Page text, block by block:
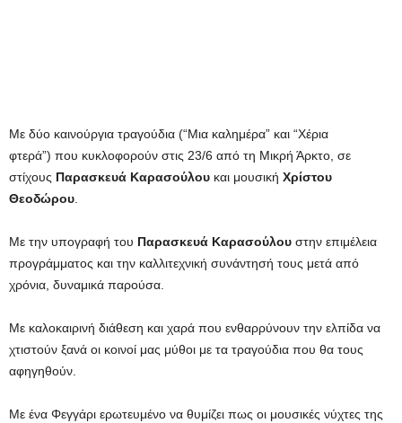
Με δύο καινούργια τραγούδια (“Μια καλημέρα” και “Χέρια
φτερά”) που κυκλοφορούν στις 23/6 από τη Μικρή Άρκτο, σε
στίχους Παρασκευά Καρασούλου και μουσική Χρίστου
Θεοδώρου
Με την υπογραφή του Παρασκευά Καρασούλου στην επιμέλεια
προγράμματος και την καλλιτεχνική συνάντησή τους μετά από
χρόνια, δυναμικά παρούσα.
Με καλοκαιρινή διάθεση και χαρά που ενθαρρύνουν την ελπίδα να
χτιστούν ξανά οι κοινοί μας μύθοι με τα τραγούδια που θα τους
αφηγηθούν.
Με ένα Φεγγάρι ερωτευμένο να θυμίζει πως οι μουσικές νύχτες της